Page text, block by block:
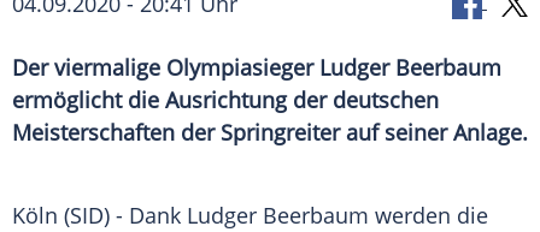
Der viermalige Olympiasieger Ludger Beerbaum
ermöglicht die Ausrichtung der deutschen
Meisterschaften der Springreiter auf seiner Anlage.
Köln (SID) - Dank Ludger Beerbaum werden die